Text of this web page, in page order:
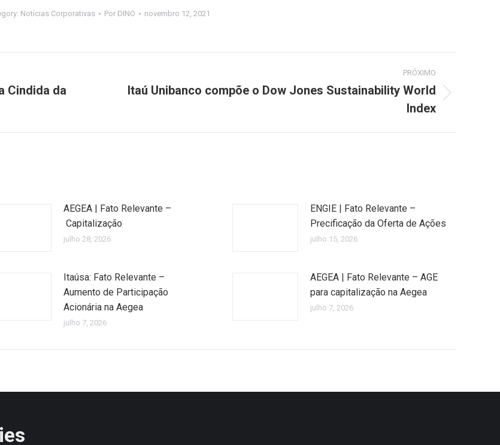
Notícias Corporativas Por DINO novembro 12, 2021
Cindida da
PRÓXIMO
Itaú Unibanco compõe o Dow Jones Sustainability World
Index
AEGEA | Fato Relevante –
Capitalização
julho 28, 2026
ENGIE | Fato Relevante –
Precificação da Oferta de Ações
julho 15, 2026
Itaúsa: Fato Relevante –
Aumento de Participação
Acionária na Aegea
julho 7, 2026
AEGEA | Fato Relevante – AGE
para capitalização na Aegea
julho 7, 2026